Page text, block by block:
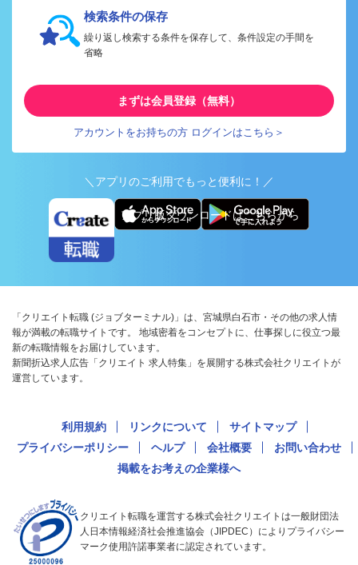
検索条件の保存
繰り返し検索する条件を保存して、条件設定の手間を
省略
まずは会員登録（無料）
アカウントをお持ちの方 ログインはこちら＞
＼アプリのご利用でもっと便利に！／
アプリ版ダウンロードはこちらから
「クリエイト転職 (ジョブターミナル)」は、宮城県白石市・その他の求人情
報が満載の転職サイトです。 地域密着をコンセプトに、仕事探しに役立つ最
新の転職情報をお届けしています。
新聞折込求人広告「クリエイト 求人特集」を展開する株式会社クリエイトが
運営しています。
利用規約 リンクについて
サイトマップ
プライバシーポリシー
ヘルプ 会社概要
お問い合わせ
掲載をお考えの企業様へ
クリエイト転職を運営する株式会社クリエイトは一般財団法
人日本情報経済社会推進協会（JIPDEC）によりプライバシー
マーク使用許諾事業者に認定されています。